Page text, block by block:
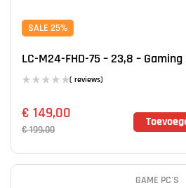
SALE 25%
LC-M24-FHD-75 – 23,8 –
( reviews)
€199,00
€ 149,00
GAME PC'S